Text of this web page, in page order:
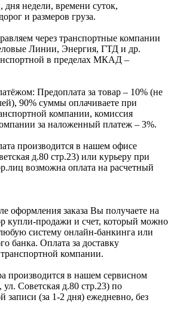
дня недели, времени суток,
и размеров груза.
через транспортные компании
Линии, Энергия, ГТД и др.
в пределах МКАД –
Предоплата за товар – 10% (не
90% суммы оплачиваете при
компании, комиссия
за наложенный платеж – 3%.
производится в нашем офисе
д.80 стр.23) или курьеру при
возможна оплата на расчетный
оформления заказа Вы получаете на
купли-продажи и счет, который можно
систему онлайн-банкинга или
банка. Оплата за доставку
компании.
производится в нашем сервисном
Советская д.80 стр.23) по
записи (за 1-2 дня) ежедневно, без